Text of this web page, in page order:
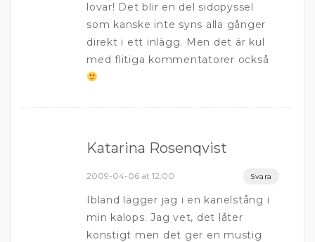
lovar! Det blir en del sidopyssel
som kanske inte syns alla gånger
direkt i ett inlägg. Men det är kul
med flitiga kommentatorer också
Katarina Rosenqvist
2009-04-06 at 12:00 Svara
Ibland lägger jag i en kanelstång i
min kalops. Jag vet, det låter
konstigt men det ger en mustig